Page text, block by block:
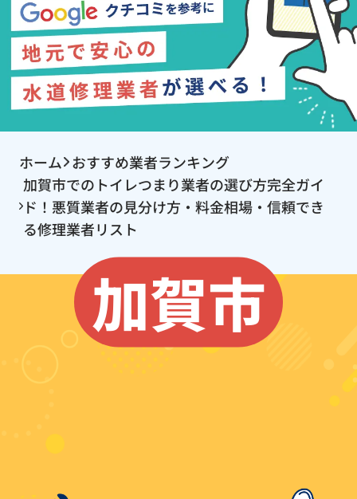
ホーム おすすめ業者ランキング
加賀市でのトイレつまり業者の選び方完全ガイ
ド！悪質業者の見分け方・料金相場・信頼でき
る修理業者リスト
加賀市